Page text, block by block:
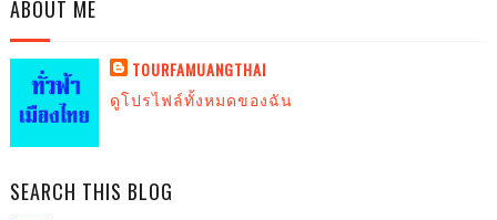
ABOUT ME
TOURFAMUANGTHAI
ดูโปรไฟล์ทั้งหมดของฉัน
SEARCH THIS BLOG